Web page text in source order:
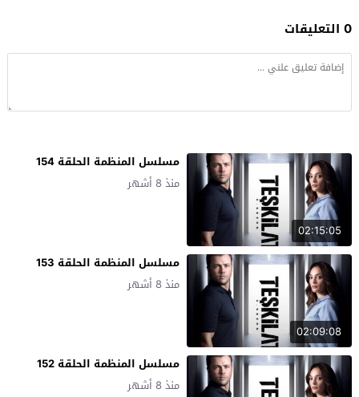
0 التعليقات
02:15:05
مسلسل المنظمة الحلقة 154
منذ 8 أشهر
02:09:08
مسلسل المنظمة الحلقة 153
منذ 8 أشهر
مسلسل المنظمة الحلقة 152
منذ 8 أشهر